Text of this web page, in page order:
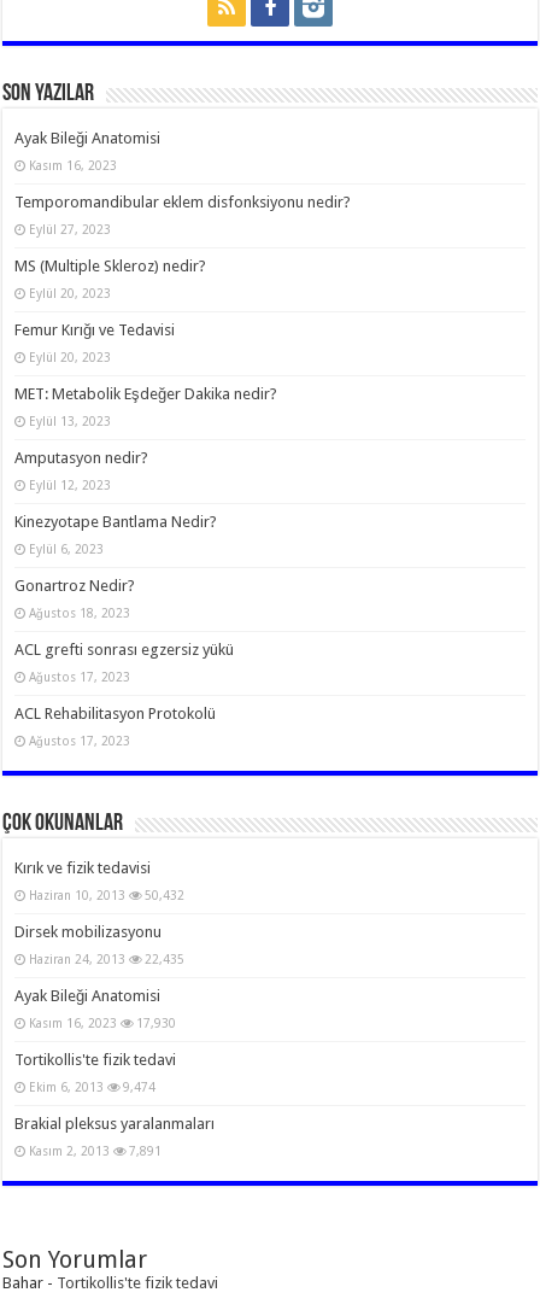
Son Yazılar
Ayak Bileği Anatomisi
Kasım 16, 2023
Temporomandibular eklem disfonksiyonu nedir?
Eylül 27, 2023
MS (Multiple Skleroz) nedir?
Eylül 20, 2023
Femur Kırığı ve Tedavisi
Eylül 20, 2023
MET: Metabolik Eşdeğer Dakika nedir?
Eylül 13, 2023
Amputasyon nedir?
Eylül 12, 2023
Kinezyotape Bantlama Nedir?
Eylül 6, 2023
Gonartroz Nedir?
Ağustos 18, 2023
ACL grefti sonrası egzersiz yükü
Ağustos 17, 2023
ACL Rehabilitasyon Protokolü
Ağustos 17, 2023
Çok Okunanlar
Kırık ve fizik tedavisi
Haziran 10, 2013 50,432
Dirsek mobilizasyonu
Haziran 24, 2013 22,435
Ayak Bileği Anatomisi
Kasım 16, 2023 17,930
Tortikollis'te fizik tedavi
Ekim 6, 2013 9,474
Brakial pleksus yaralanmaları
Kasım 2, 2013 7,891
Son Yorumlar
Bahar - Tortikollis'te fizik tedavi